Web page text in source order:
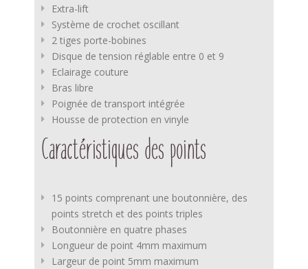
Extra-lift
Système de crochet oscillant
2 tiges porte-bobines
Disque de tension réglable entre 0 et 9
Eclairage couture
Bras libre
Poignée de transport intégrée
Housse de protection en vinyle
Caractéristiques des points
15 points comprenant une boutonnière, des
points stretch et des points triples
Boutonnière en quatre phases
Longueur de point 4mm maximum
Largeur de point 5mm maximum